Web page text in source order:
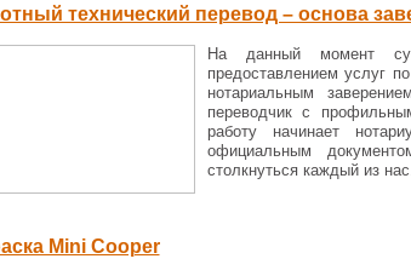
технический перевод – основа
На данный момент
предоставлением услуг
нотариальным
переводчик с
работу начинает
официальным
столкнуться каждый из
Mini Cooper